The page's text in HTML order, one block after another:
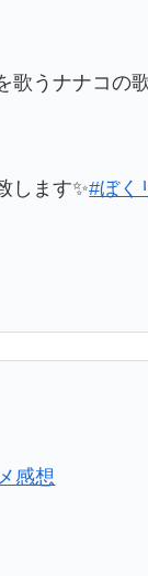
歌うナナコの
します✨#ぼく
感想